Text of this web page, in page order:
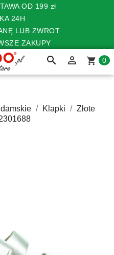
OD 199 zł
24H
LUB ZWROT
ZAKUPY
search  shopping_cart 0
Klapki
Złote